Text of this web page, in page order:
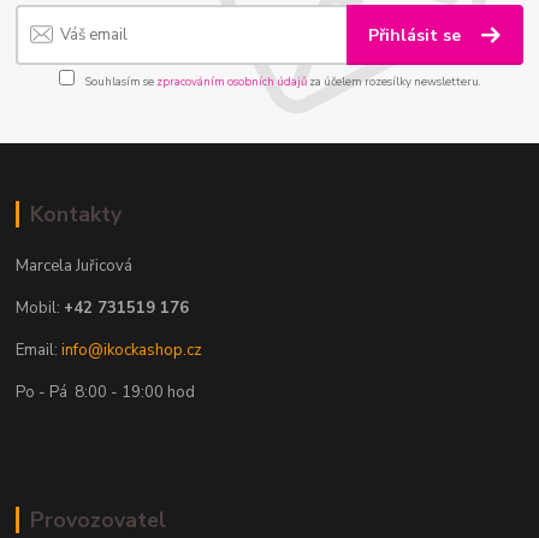
Přihlásit se
Souhlasím se zpracováním osobních údajůza účelem rozesílky newsletteru.
Kontakty
Marcela Juřicová
Mobil: +42 731519 176
Email:info@ikockashop.cz
Po - Pá 8:00 - 19:00 hod
Provozovatel